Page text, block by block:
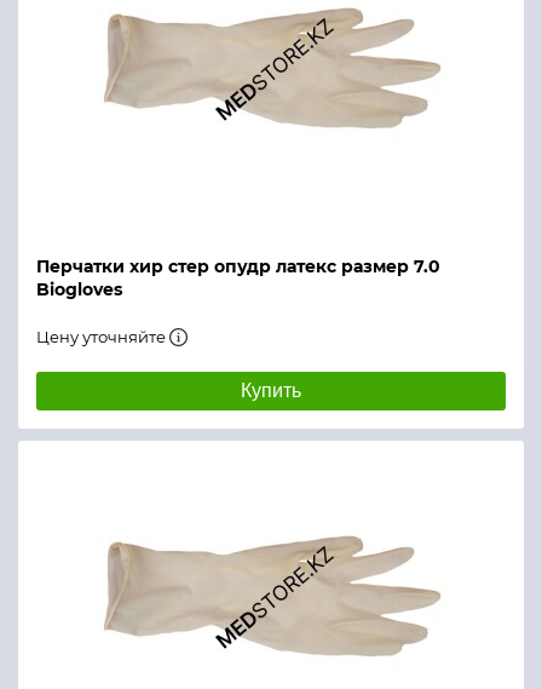
Перчатки хир стер опудр латекс размер 7.0
Biogloves
Цену уточняйте
Купить